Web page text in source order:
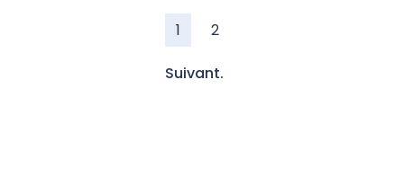
1 2
Suivant.